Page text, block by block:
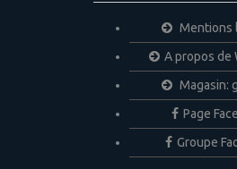
Mentions
A propos de
Magasin:
Page
Groupe